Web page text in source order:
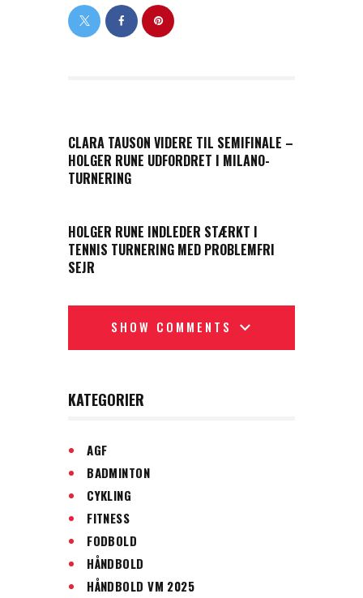
CLARA TAUSON VIDERE TIL SEMIFINALE –
HOLGER RUNE UDFORDRET I MILANO-
TURNERING
HOLGER RUNE INDLEDER STÆRKT I
TENNIS TURNERING MED PROBLEMFRI
SEJR
SHOW COMMENTS
KATEGORIER
AGF
BADMINTON
CYKLING
FITNESS
FODBOLD
HÅNDBOLD
HÅNDBOLD VM 2025